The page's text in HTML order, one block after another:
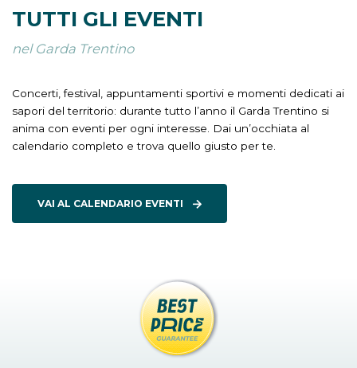
TUTTI GLI EVENTI
nel Garda Trentino
Concerti, festival, appuntamenti sportivi e momenti dedicati ai
sapori del territorio: durante tutto l’anno il Garda Trentino si
anima con eventi per ogni interesse. Dai un’occhiata al
calendario completo e trova quello giusto per te.
VAI AL CALENDARIO EVENTI